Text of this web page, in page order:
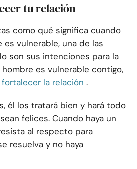
tu relación
como qué significa cuando
vulnerable, una de las
son sus intenciones para la
hombre es vulnerable contigo,
fortalecer la relación .
él los tratará bien y hará todo
felices. Cuando haya un
al respecto para
resuelva y no haya